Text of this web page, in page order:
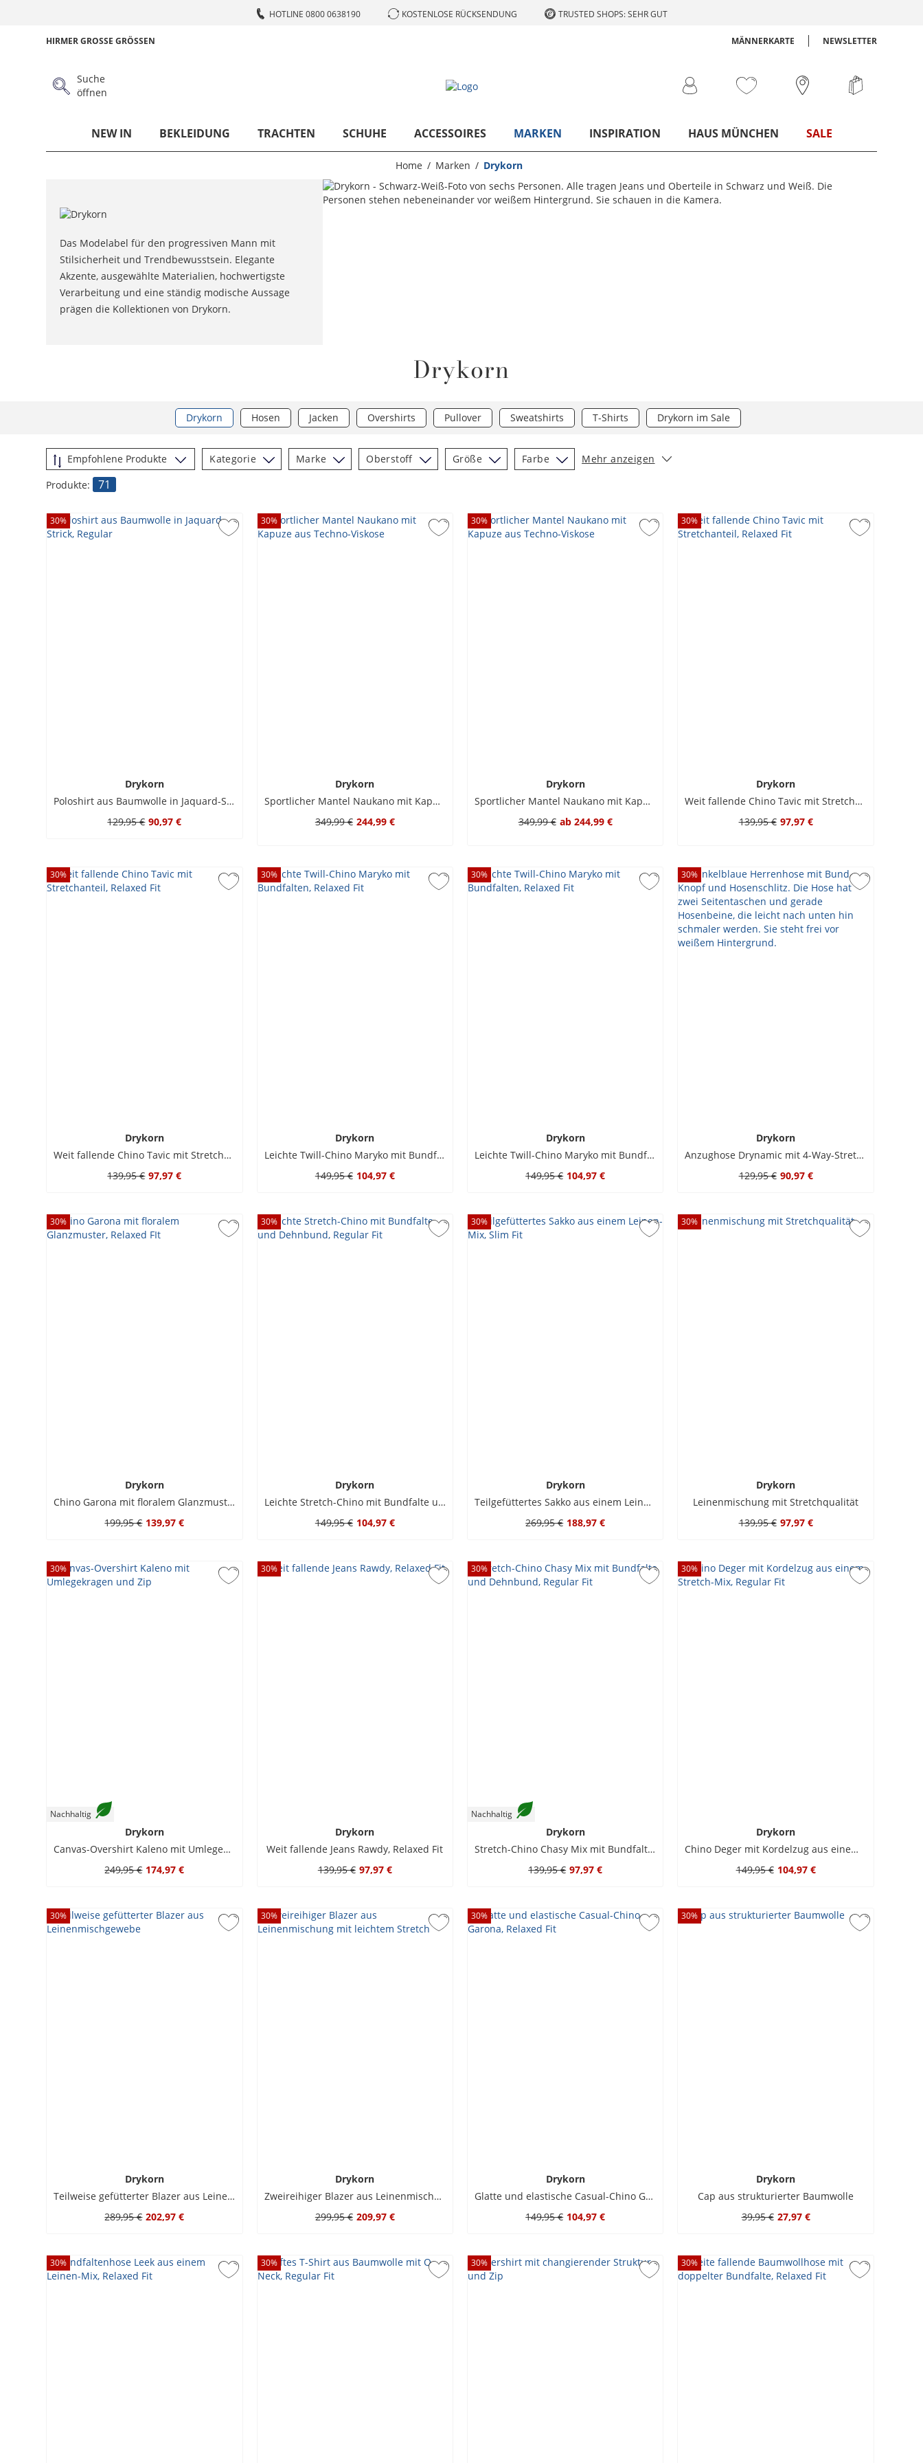
HOTLINE 0800 0638190 KOSTENLOSE RÜCKSENDUNG TRUSTED SHOPS: SEHR GUT
HIRMER GROSSE GRÖSSEN MÄNNERKARTE NEWSLETTER
Suche
öffnen
NEW IN BEKLEIDUNG TRACHTEN SCHUHE ACCESSOIRES MARKEN INSPIRATION HAUS MÜNCHEN SALE
Home Marken Drykorn
Das Modelabel für den progressiven Mann mit
Stilsicherheit und Trendbewusstsein. Elegante
Akzente, ausgewählte Materialien, hochwertigste
Verarbeitung und eine ständig modische Aussage
prägen die Kollektionen von Drykorn.
Drykorn
Drykorn Hosen Jacken Overshirts Pullover Sweatshirts T-Shirts Drykorn im Sale
Kategorie Marke Oberstoff Größe Farbe
Mehr anzeigen
Produkte:
71
30%
Drykorn
Poloshirt aus Baumwolle in Jaquard-Strick, Regular
129,95 € 90,97 €
30%
Drykorn
Sportlicher Mantel Naukano mit Kapuze aus Techno-Viskose
349,99 € 244,99 €
30%
Drykorn
Sportlicher Mantel Naukano mit Kapuze aus Techno-Viskose
349,99 € ab 244,99 €
30%
Drykorn
Weit fallende Chino Tavic mit Stretchanteil, Relaxed Fit
139,95 € 97,97 €
30%
Drykorn
Weit fallende Chino Tavic mit Stretchanteil, Relaxed Fit
139,95 € 97,97 €
30%
Drykorn
Leichte Twill-Chino Maryko mit Bundfalten, Relaxed Fit
149,95 € 104,97 €
30%
Drykorn
Leichte Twill-Chino Maryko mit Bundfalten, Relaxed Fit
149,95 € 104,97 €
30%
Drykorn
Anzughose Drynamic mit 4-Way-Stretch und Struktur
129,95 € 90,97 €
30%
Drykorn
Chino Garona mit floralem Glanzmuster, Relaxed FIt
199,95 € 139,97 €
30%
Drykorn
Leichte Stretch-Chino mit Bundfalte und Dehnbund, Regular Fit
149,95 € 104,97 €
30%
Drykorn
Teilgefüttertes Sakko aus einem Leinen-Mix, Slim Fit
269,95 € 188,97 €
30%
Drykorn
Leinenmischung mit Stretchqualität
139,95 € 97,97 €
30%
Nachhaltig
Drykorn
Canvas-Overshirt Kaleno mit Umlegekragen und Zip
249,95 € 174,97 €
30%
Drykorn
Weit fallende Jeans Rawdy, Relaxed Fit
139,95 € 97,97 €
30%
Nachhaltig
Drykorn
Stretch-Chino Chasy Mix mit Bundfalte und Dehnbund, Regular Fit
139,95 € 97,97 €
30%
Drykorn
Chino Deger mit Kordelzug aus einem Stretch-Mix, Regular Fit
149,95 € 104,97 €
30%
Drykorn
Teilweise gefütterter Blazer aus Leinenmischgewebe
289,95 € 202,97 €
30%
Drykorn
Zweireihiger Blazer aus Leinenmischung mit leichtem Stretch
299,95 € 209,97 €
30%
Drykorn
Glatte und elastische Casual-Chino Garona, Relaxed Fit
149,95 € 104,97 €
30%
Drykorn
Cap aus strukturierter Baumwolle
39,95 € 27,97 €
30% 30% 30% 30%